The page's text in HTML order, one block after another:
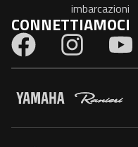
imbarcazioni
CONNETTIAMOCI